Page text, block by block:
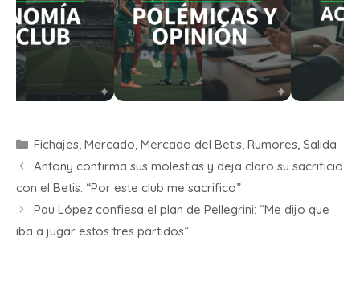
Fichajes, Mercado, Mercado del Betis, Rumores, Salida
Antony confirma sus molestias y deja claro su sacrificio
con el Betis: “Por este club me sacrifico”
Pau López confiesa el plan de Pellegrini: “Me dijo que
iba a jugar estos tres partidos”